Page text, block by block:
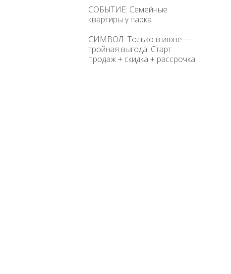
СОБЫТИЕ: Семейные
квартиры у парка
СИМВОЛ: Только в июне —
тройная выгода! Старт
продаж + скидка + рассрочка